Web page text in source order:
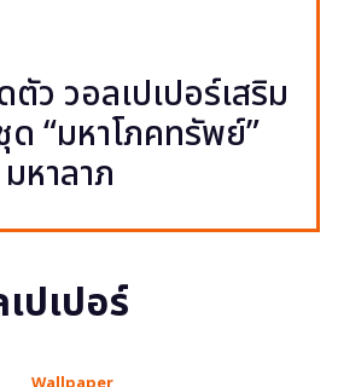
ว วอลเปเปอร์เสริม
“มหาโภคทรัพย์”
หาลาภ
ปเปอร์